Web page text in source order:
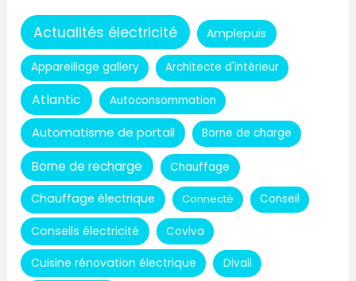
Actualités électricité Amplepuis
Appareillage gallery Architecte d'intérieur
Atlantic Autoconsommation
Automatisme de portail Borne de charge
Borne de recharge Chauffage
Chauffage électrique Connecté Conseil
Conseils électricité Coviva
Cuisine rénovation électrique Divali